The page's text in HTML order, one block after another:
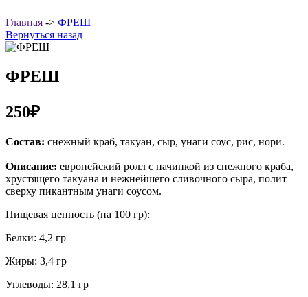
Главная -> ФРЕШ
Вернуться назад
ФРЕШ
250₽
Состав: снежный краб, такуан, сыр, унаги соус, рис, нори.
Описание: европейский ролл с начинкой из снежного краба,
хрустящего такуана и нежнейшего сливочного сыра, полит
сверху пикантным унаги соусом.
Пищевая ценность (на 100 гр):
Белки: 4,2 гр
Жиры: 3,4 гр
Углеводы: 28,1 гр